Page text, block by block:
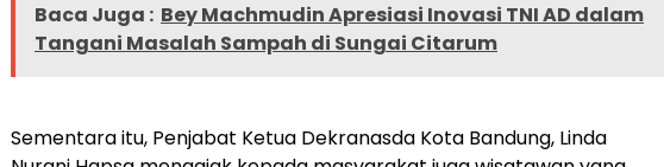
Baca Juga : Bey Machmudin Apresiasi Inovasi TNI AD dalam
Tangani Masalah Sampah di Sungai Citarum
Sementara itu, Penjabat Ketua Dekranasda Kota Bandung, Linda